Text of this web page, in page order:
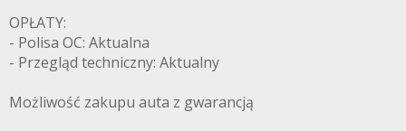
OPŁATY:
- Polisa OC: Aktualna
- Przegląd techniczny: Aktualny
Możliwość zakupu auta z gwarancją